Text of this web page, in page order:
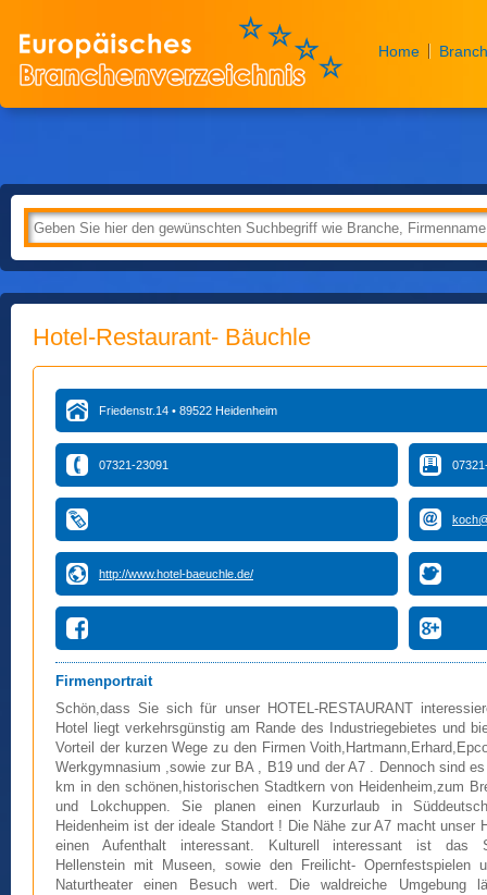
Home
Hotel-Restaurant- Bäuchle
Friedenstr.14 • 89522 Heidenheim
07321-23091
http://www.hotel-baeuchle.de/
Firmenportrait
Schön,dass Sie sich für unser HOTEL-RESTAURANT
Hotel liegt verkehrsgünstig am Rande des Industriegebietes und
Vorteil der kurzen Wege zu den Firmen
Werkgymnasium ,sowie zur BA , B19 und der A7 . Dennoch sind
km in den schönen,historischen Stadtkern von Heidenheim,zum
und Lokchuppen. Sie planen einen Kurzurlaub in
Heidenheim ist der ideale Standort ! Die Nähe zur A7 macht unser
einen Aufenthalt interessant. Kulturell interessant ist das
Hellenstein mit Museen, sowie den Freilicht- Opernfestspielen
Naturtheater einen Besuch wert. Die waldreiche Umgebung